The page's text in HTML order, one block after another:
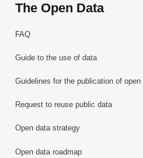
The Open Data
FAQ
Guide to the use of data
Guidelines for the publication of open
Request to reuse public data
Open data strategy
Open data roadmap